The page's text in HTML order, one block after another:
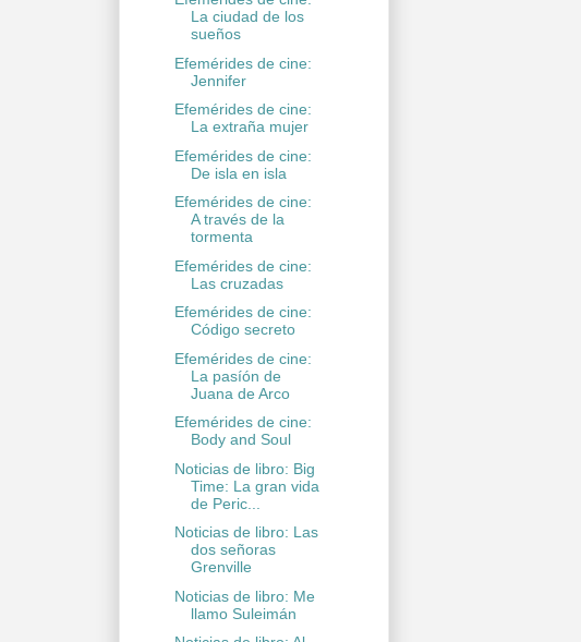
La ciudad de los
sueños
Efemérides de cine:
Jennifer
Efemérides de cine:
La extraña mujer
Efemérides de cine:
De isla en isla
Efemérides de cine:
A través de la
tormenta
Efemérides de cine:
Las cruzadas
Efemérides de cine:
Código secreto
Efemérides de cine:
La pasíón de
Juana de Arco
Efemérides de cine:
Body and Soul
Noticias de libro: Big
Time: La gran vida
de Peric...
Noticias de libro: Las
dos señoras
Grenville
Noticias de libro: Me
llamo Suleimán